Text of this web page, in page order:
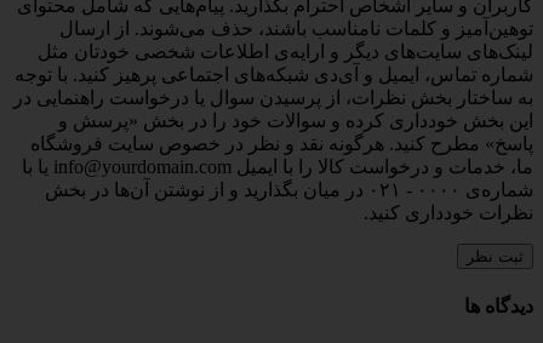
کاربران و سایر اشخاص احترام بگذارید. پیام‌هایی که شامل محتوای
توهین‌آمیز و کلمات نامناسب باشند، حذف می‌شوند. از ارسال
لینک‌های سایت‌های دیگر و ارایه‌ی اطلاعات شخصی خودتان مثل
شماره تماس، ایمیل و آی‌دی شبکه‌های اجتماعی پرهیز کنید. با توجه
به ساختار بخش نظرات، از پرسیدن سوال یا درخواست راهنمایی در
این بخش خودداری کرده و سوالات خود را در بخش «پرسش و
پاسخ» مطرح کنید. هرگونه نقد و نظر در خصوص سایت فروشگاه
ما، خدمات و درخواست کالا را با ایمیل info@yourdomain.com یا با
شماره‌ی ۰۰۰۰ - ۰۲۱ در میان بگذارید و از نوشتن آن‌ها در بخش
نظرات خودداری کنید.
ثبت نظر
دیدگاه ها